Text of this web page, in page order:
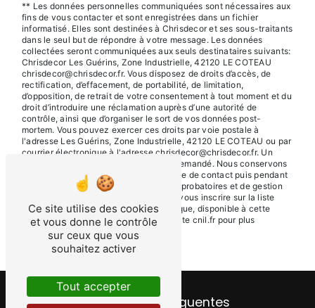
** Les données personnelles communiquées sont nécessaires aux
fins de vous contacter et sont enregistrées dans un fichier
informatisé. Elles sont destinées à Chrisdecor et ses sous-traitants
dans le seul but de répondre à votre message. Les données
collectées seront communiquées aux seuls destinataires suivants:
Chrisdecor Les Guérins, Zone Industrielle, 42120 LE COTEAU
chrisdecor@chrisdecor.fr. Vous disposez de droits d’accès, de
rectification, d’effacement, de portabilité, de limitation,
d’opposition, de retrait de votre consentement à tout moment et du
droit d’introduire une réclamation auprès d’une autorité de
contrôle, ainsi que d’organiser le sort de vos données post-
mortem. Vous pouvez exercer ces droits par voie postale à
l'adresse Les Guérins, Zone Industrielle, 42120 LE COTEAU ou par
courrier électronique à l'adresse chrisdecor@chrisdecor.fr. Un
justificatif d'identité pourra vous être demandé. Nous conservons
vos données pendant la période de prise de contact puis pendant
la durée de prescription légale aux fins probatoires et de gestion
des contentieux. Vous avez le droit de vous inscrire sur la liste
d'opposition au démarchage téléphonique, disponible à cette
adresse: Bloctel.gouv.fr. Consultez le site cnil.fr pour plus
d’informations sur vos droits.
Recherches fréquentes
Ce site utilise des cookies
et vous donne le contrôle
sur ceux que vous
souhaitez activer
Tout accepter